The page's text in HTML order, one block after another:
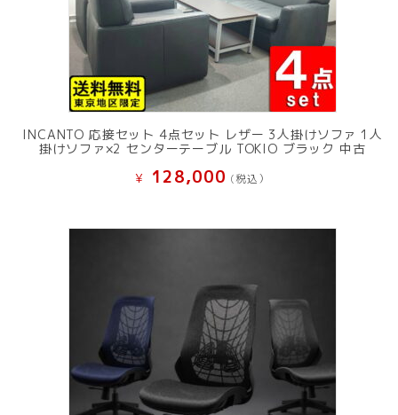
INCANTO 応接セット 4点セット レザー 3人掛けソファ 1人
掛けソファ×2 センターテーブル TOKIO ブラック 中古
¥ 128,000 (税込）